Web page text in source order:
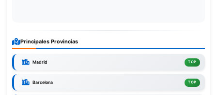
Principales Provincias
Madrid TOP
Barcelona TOP